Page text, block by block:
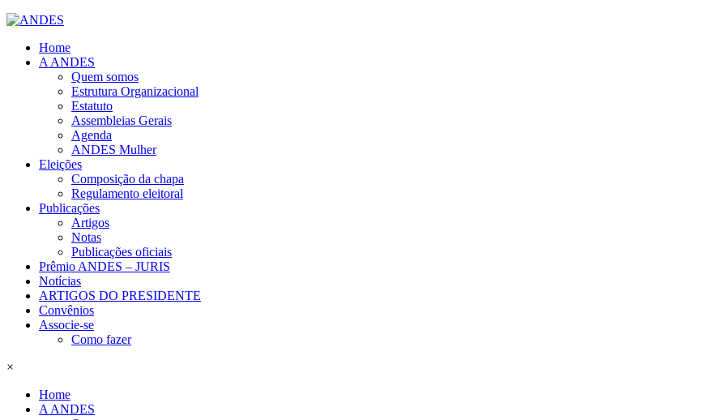
Home
A ANDES
Quem somos
Estrutura Organizacional
Estatuto
Assembleias Gerais
Agenda
ANDES Mulher
Eleições
Composição da chapa
Regulamento eleitoral
Publicações
Artigos
Notas
Publicações oficiais
Prêmio ANDES – JURIS
Notícias
ARTIGOS DO PRESIDENTE
Convênios
Associe-se
Como fazer
×
Home
A ANDES